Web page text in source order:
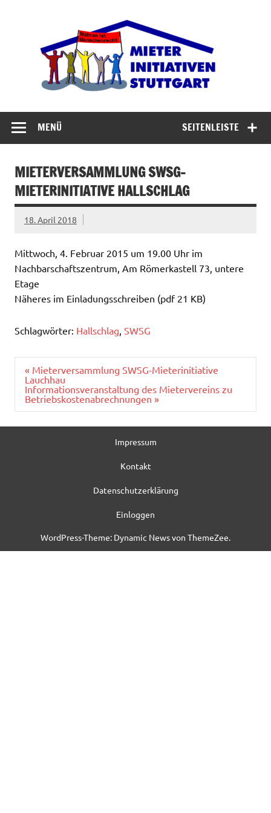
verteidigen
SEITENLEISTE
MENÜ
MIETERVERSAMMLUNG SWSG-
MIETERINITIATIVE HALLSCHLAG
18. April 2018
Mittwoch, 4. Februar 2015 um 19.00 Uhr im
Nachbarschaftszentrum, Am Römerkastell 73, untere
Etage
Näheres im Einladungsschreiben (pdf 21 KB)
Schlagwörter: Hallschlag SWSG
Beitragsnavigation
« Mieterversammlung SWSG-Mieterinitiative
Lauchhau
Informationsveranstaltung des Mietervereins zu
Betriebskostenabrechnungen »
Impressum
Kontakt
Datenschutzerklärung
Einloggen
WordPress-Theme: Dynamic News von ThemeZee.